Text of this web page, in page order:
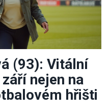
(93): Vitální
nejen na
hřišti